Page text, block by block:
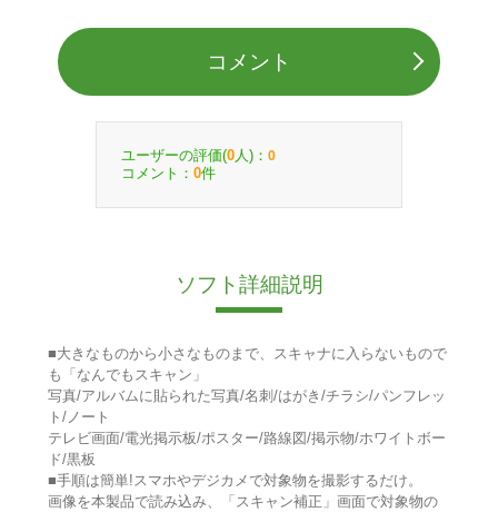
コメント
ユーザーの評価(0 人)： 0
コメント： 0件
ソフト詳細説明
■大きなものから小さなものまで、スキャナに入らないもので
も「なんでもスキャン」
写真/アルバムに貼られた写真/名刺/はがき/チラシ/パンフレッ
ト/ノート
テレビ画面/電光掲示板/ポスター/路線図/掲示物/ホワイトボー
ド/黒板
■手順は簡単!スマホやデジカメで対象物を撮影するだけ。
画像を本製品で読み込み、「スキャン補正」画面で対象物の